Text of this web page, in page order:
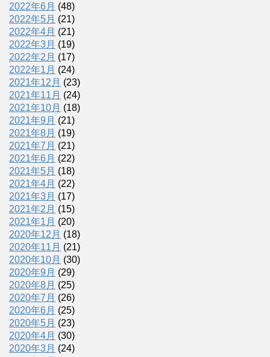
2022年6月 (48)
2022年5月 (21)
2022年4月 (21)
2022年3月 (19)
2022年2月 (17)
2022年1月 (24)
2021年12月 (23)
2021年11月 (24)
2021年10月 (18)
2021年9月 (21)
2021年8月 (19)
2021年7月 (21)
2021年6月 (22)
2021年5月 (18)
2021年4月 (22)
2021年3月 (17)
2021年2月 (15)
2021年1月 (20)
2020年12月 (18)
2020年11月 (21)
2020年10月 (30)
2020年9月 (29)
2020年8月 (25)
2020年7月 (26)
2020年6月 (25)
2020年5月 (23)
2020年4月 (30)
2020年3月 (24)